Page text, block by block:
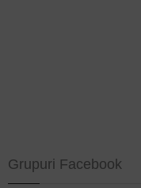
Grupuri Facebook